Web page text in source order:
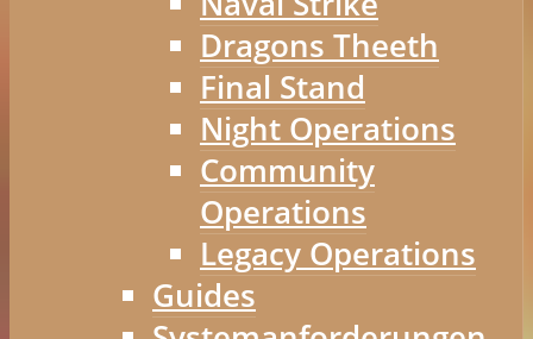
Dragons Theeth
Final Stand
Night Operations
Community
Operations
Legacy Operations
Guides